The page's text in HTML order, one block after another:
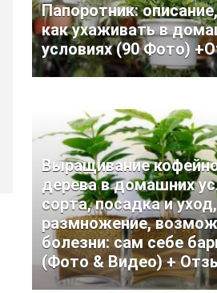
Папоротник:
как ухаживать в
условиях (90 Фото)
Выращивание
дерева в домашних
сорта, посадка и уход,
размножение,
болезни: сам себе
(Фото & Видео) +